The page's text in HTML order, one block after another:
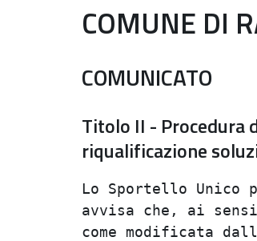
COMUNE DI
COMUNICATO
Titolo II - Procedura
riqualificazione
Lo Sportello Unico
avvisa che, ai
come modificata